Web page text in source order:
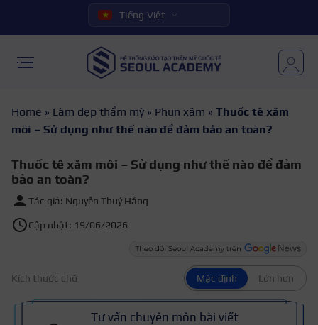
Tiếng Việt
Home » Làm đẹp thẩm mỹ » Phun xăm » Thuốc tê xăm
môi – Sử dụng như thế nào để đảm bảo an toàn?
Thuốc tê xăm môi – Sử dụng như thế nào để đảm
bảo an toàn?
Tác giả: Nguyễn Thuý Hằng
Cập nhật: 19/06/2026
Kích thước chữ Mặc định Lớn hơn
Tư vấn chuyên môn bài viết